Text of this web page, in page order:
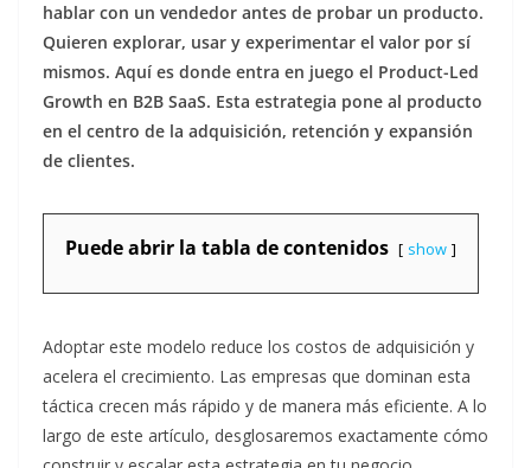
hablar con un vendedor antes de probar un producto.
Quieren explorar, usar y experimentar el valor por sí
mismos. Aquí es donde entra en juego el Product-Led
Growth en B2B SaaS. Esta estrategia pone al producto
en el centro de la adquisición, retención y expansión
de clientes.
Puede abrir la tabla de contenidos show
Adoptar este modelo reduce los costos de adquisición y
acelera el crecimiento. Las empresas que dominan esta
táctica crecen más rápido y de manera más eficiente. A lo
largo de este artículo, desglosaremos exactamente cómo